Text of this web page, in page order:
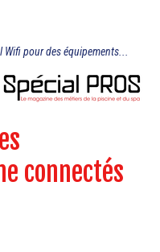
Wifi pour des équipements...
connectés